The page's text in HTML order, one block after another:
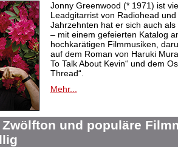
Jonny Greenwood (* 1971) ist
Leadgitarrist von Radiohead
Jahrzehnten hat er sich auch
– mit einem gefeierten Katalog
hochkarätigen Filmmusiken,
auf dem Roman von Haruki
To Talk About Kevin“ und dem
Thread“.
Mehr...
und populäre